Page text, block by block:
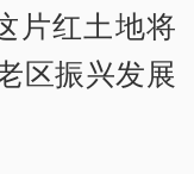
片红土地将
区振兴发展